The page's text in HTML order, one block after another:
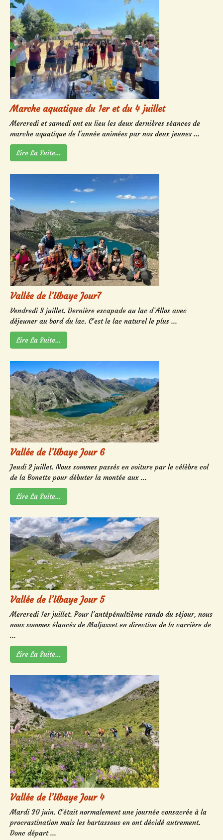
Marche aquatique du 1er et du 4 juillet
Mercredi et samedi ont eu lieu les deux dernières séances de
marche aquatique de l'année animées par nos deux jeunes ...
Lire La Suite…
Vallée de l’Ubaye Jour7
Vendredi 3 juillet. Dernière escapade au lac d’Allos avec
déjeuner au bord du lac. C’est le lac naturel le plus ...
Lire La Suite…
Vallée de l’Ubaye Jour 6
Jeudi 2 juillet. Nous sommes passés en voiture par le célèbre col
de la Bonette pour débuter la montée aux ...
Lire La Suite…
Vallée de l’Ubaye Jour 5
Mercredi 1er juillet. Pour l’antépénultième rando du séjour, nous
nous sommes élancés de Maljasset en direction de la carrière de
...
Lire La Suite…
Vallée de l’Ubaye Jour 4
Mardi 30 juin. C’était normalement une journée consacrée à la
procrastination mais les bartassous en ont décidé autrement.
Donc départ ...